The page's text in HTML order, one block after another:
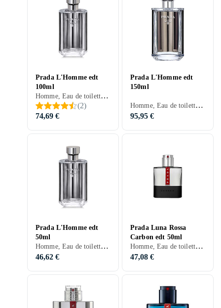
Prada L'Homme edt
100ml
Homme, Eau de toilette, 100 ml, Prada L'Homme, Musc, Bois de cèdre, Bois de santal, Mandarine, Neroli, Poires, Pomme, Violette, Ros, Fleur d'oranger, Bergamote, Cardamome, Muguet, Benjoin, Mandarine, Poivre, Patchouli, Héliotrope, Gingembre, Orange amère, Cuir, Ylang Ylang, Lilas, Jasmin, Vanille, Ambre gris, Iris, Géranium
(2)
74,69 €
Prada L'Homme edt
150ml
Homme, Eau de toilette, 150 ml, Prada L'Homme, Musc, Bois de cèdre, Bois de santal, Mandarine, Neroli, Pomme, Violette, Ros, Cardamome, Muguet, Poivre, Patchouli, Héliotrope, Gingembre, Ylang Ylang, Lilas, Iris, Géranium
95,95 €
Prada L'Homme edt
50ml
Homme, Eau de toilette, 50 ml, Prada L'Homme, Bois de cèdre, Bois de santal, Fèves tonka, Mandarine, Neroli, Violette, Cardamome, Bois, Soucis, Poivre, Patchouli, Gingembre, Orange amère, Cuir, Ambre gris, Iris, Géranium
46,62 €
Prada Luna Rossa
Carbon edt 50ml
Homme, Eau de toilette, 50 ml, Luna Rossa, Ambrette, Apelsin, Poires, Lavande, Citron, Ros, Bergamote, Poivre, Patchouli, Cuir, Vanille, Ambre gris
47,08 €